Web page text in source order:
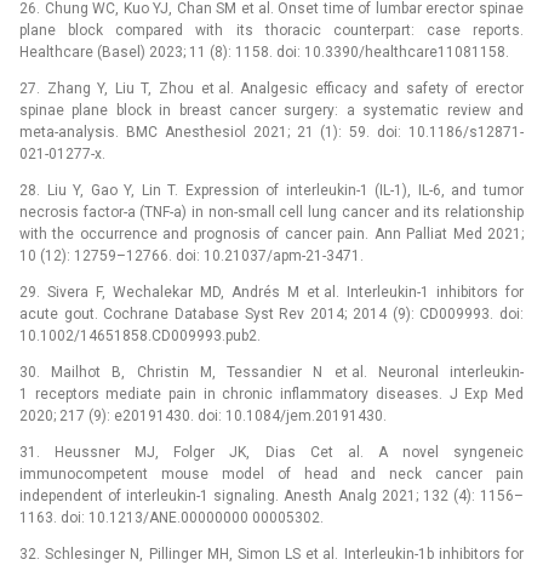
26. Chung WC, Kuo YJ, Chan SM et al. Onset time of lumbar erector spinae
plane block compared with its thoracic counterpart: case reports.
Healthcare (Basel) 2023; 11 (8): 1158. doi: 10.3390/healthcare11081158.
27. Zhang Y, Liu T, Zhou et al. Analgesic efficacy and safety of erector
spinae plane block in breast cancer surgery: a systematic review and
meta-analysis. BMC Anesthesiol 2021; 21 (1): 59. doi: 10.1186/s12871-
021-01277-x.
28. Liu Y, Gao Y, Lin T. Expression of interleukin-1 (IL-1), IL-6, and tumor
necrosis factor-a (TNF-a) in non-small cell lung cancer and its relationship
with the occurrence and prognosis of cancer pain. Ann Palliat Med 2021;
10 (12): 12759–12766. doi: 10.21037/apm-21-3471.
29. Sivera F, Wechalekar MD, Andrés M et al. Interleukin-1 inhibitors for
acute gout. Cochrane Database Syst Rev 2014; 2014 (9): CD009993. doi:
10.1002/14651858.CD009993.pub2.
30. Mailhot B, Christin M, Tessandier N et al. Neuronal interleukin-
1 receptors mediate pain in chronic inflammatory diseases. J Exp Med
2020; 217 (9): e20191430. doi: 10.1084/jem.20191430.
31. Heussner MJ, Folger JK, Dias Cet al. A novel syngeneic
immunocompetent mouse model of head and neck cancer pain
independent of interleukin-1 signaling. Anesth Analg 2021; 132 (4): 1156–
1163. doi: 10.1213/ANE.00000000 00005302.
32. Schlesinger N, Pillinger MH, Simon LS et al. Interleukin-1b inhibitors for